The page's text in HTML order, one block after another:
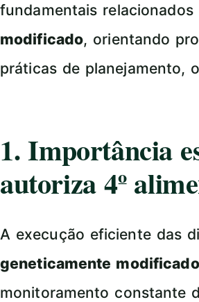
fundamentais relacionados
modificado, orientando
práticas de planejamento,
1. Importância
autoriza 4º
A execução eficiente das
geneticamente modificado
monitoramento constante